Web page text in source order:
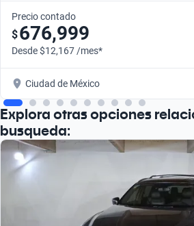
Precio contado
$676,999
Desde $12,167 /mes*
Ciudad de México
Explora otras opciones
busqueda: